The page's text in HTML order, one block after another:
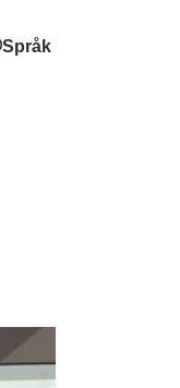
Språk